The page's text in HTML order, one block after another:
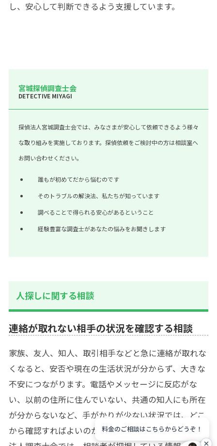
し、安心して判断できるよう支援しています。
宮城探偵調査士会
DETECTIVE MIYAGI
探偵法人宮城調査士会では、みなさまが安心して依頼できるよう様々
な取り組みを実施しております。探偵依頼をご検討中の方は相談室へ
お問い合わせください。
誰もが初めてだから悩むのです
そのトラブルの解決法、私たちが知っています
調べることで得られる安心があるということ
経験豊富な調査士があなたの悩みをお聞きします
人探しに関する相談
連絡が取れない相手の状況を確認する相談
家族、友人、知人、取引相手などと急に連絡が取れな
くなると、安否や現在の生活状況が分からず、大きな
不安につながります。電話やメッセージに反応がな
い、以前の住所に住んでいない、共通の知人にも所在
が分からないなど、手がかりが少ない状況では、どこ
から確認すればよいのか判断が難しくなります。探偵
料金のご相談はこちらからどうぞ！